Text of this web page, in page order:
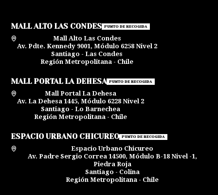
MALL ALTO LAS CONDES PUNTO DE RECOGIDA
Mall Alto Las Condes
Av. Pdte. Kennedy 9001, Módulo 6258 Nivel 2
Santiago - Las Condes
Región Metropolitana - Chile
MALL PORTAL LA DEHESA PUNTO DE RECOGIDA
Mall Portal La Dehesa
Av. La Dehesa 1445, Módulo 6228 Nivel 2
Santiago - Lo Barnechea
Región Metropolitana - Chile
ESPACIO URBANO CHICUREO PUNTO DE RECOGIDA
Espacio Urbano Chicureo
Av. Padre Sergio Correa 14500, Módulo B-18 Nivel -1,
Piedra Roja
Santiago - Colina
Región Metropolitana - Chile